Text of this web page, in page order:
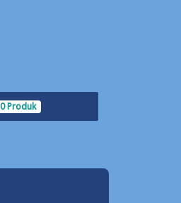
0 Produk